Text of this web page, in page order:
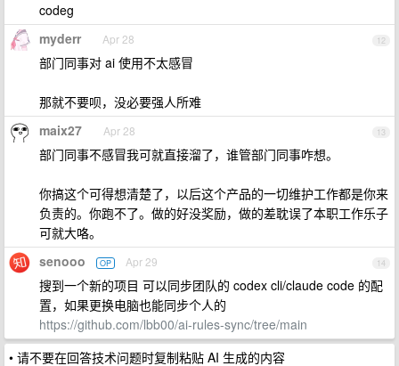
codeg
12
myderr Apr 28
部门同事对 ai 使用不太感冒
那就不要呗，没必要强人所难
13
maix27 Apr 28
部门同事不感冒我可就直接溜了，谁管部门同事咋想。
你搞这个可得想清楚了，以后这个产品的一切维护工作都是你来
负责的。你跑不了。做的好没奖励，做的差耽误了本职工作乐子
可就大咯。
14
senooo OP Apr 29
搜到一个新的项目 可以同步团队的 codex cli/claude code 的配
置，如果更换电脑也能同步个人的
https://github.com/lbb00/ai-rules-sync/tree/main
• 请不要在回答技术问题时复制粘贴 AI 生成的内容